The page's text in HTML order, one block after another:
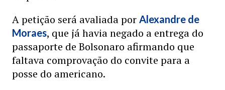
A petição será avaliada por Alexandre de
Moraes, que já havia negado a entrega do
passaporte de Bolsonaro afirmando que
faltava comprovação do convite para a
posse do americano.